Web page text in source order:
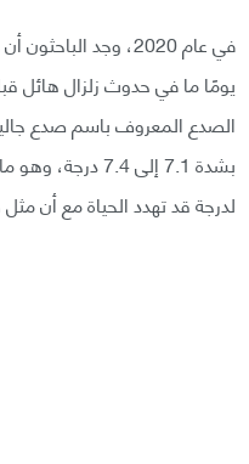
في عام 2020، وجد
يومًا ما في حدوث زلزال هائل
الصدع المعروف باسم صدع
بشدة 7.1 إلى 7.4
لدرجة قد تهدد الحياة مع أن